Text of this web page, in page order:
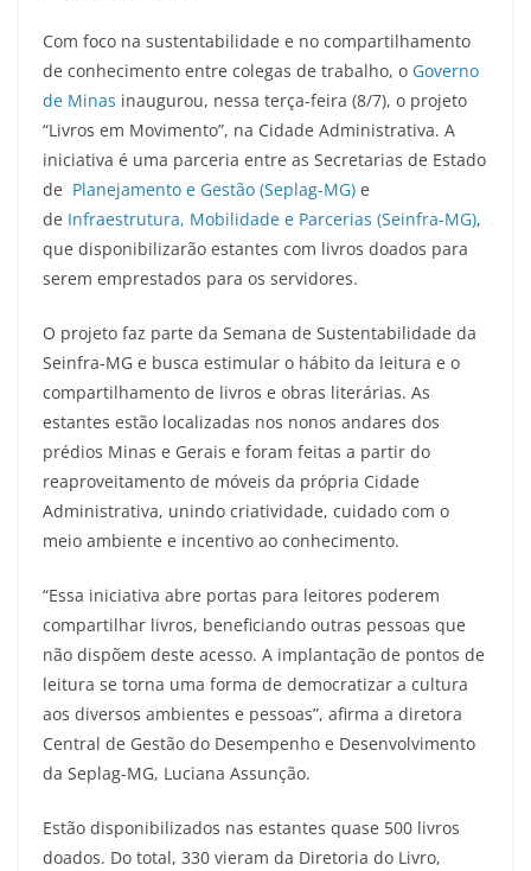
Com foco na sustentabilidade e no compartilhamento
de conhecimento entre colegas de trabalho, o Governo
de Minas inaugurou, nessa terça-feira (8/7), o projeto
“Livros em Movimento”, na Cidade Administrativa. A
iniciativa é uma parceria entre as Secretarias de Estado
de Planejamento e Gestão (Seplag-MG) e
de Infraestrutura, Mobilidade e Parcerias (Seinfra-MG),
que disponibilizarão estantes com livros doados para
serem emprestados para os servidores.
O projeto faz parte da Semana de Sustentabilidade da
Seinfra-MG e busca estimular o hábito da leitura e o
compartilhamento de livros e obras literárias. As
estantes estão localizadas nos nonos andares dos
prédios Minas e Gerais e foram feitas a partir do
reaproveitamento de móveis da própria Cidade
Administrativa, unindo criatividade, cuidado com o
meio ambiente e incentivo ao conhecimento.
“Essa iniciativa abre portas para leitores poderem
compartilhar livros, beneficiando outras pessoas que
não dispõem deste acesso. A implantação de pontos de
leitura se torna uma forma de democratizar a cultura
aos diversos ambientes e pessoas”, afirma a diretora
Central de Gestão do Desempenho e Desenvolvimento
da Seplag-MG, Luciana Assunção.
Estão disponibilizados nas estantes quase 500 livros
doados. Do total, 330 vieram da Diretoria do Livro,